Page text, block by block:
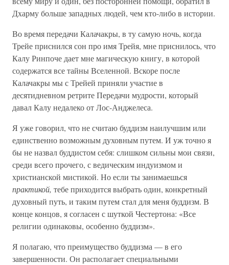
Дхарму больше западных людей, чем кто-либо в истории.
Во время передачи Калачакры, в ту самую ночь, когда
Трейе приснился сон про имя Трейя, мне приснилось, что
Калу Ринпоче дает мне магическую книгу, в которой
содержатся все тайны Вселенной. Вскоре после
Калачакры мы с Трейей приняли участие в
десятидневном ретрите Передачи мудрости, который
давал Калу недалеко от Лос-Анджелеса.
Я уже говорил, что не считаю буддизм наилучшим или
единственно возможным духовным путем. И уж точно я
бы не назвал буддистом себя: слишком сильны мои связи,
среди всего прочего, с ведическим индуизмом и
христианской мистикой. Но если ты занимаешься
практикой, тебе приходится выбрать один, конкретный
духовный путь, и таким путем стал для меня буддизм. В
конце концов, я согласен с шуткой Честертона: «Все
религии одинаковы, особенно буддизм».
Я полагаю, что преимущество буддизма — в его
завершенности. Он располагает специальными